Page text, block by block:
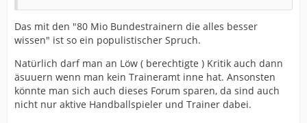
Das mit den "80 Mio Bundestrainern die alles besser
wissen" ist so ein populistischer Spruch.
Natürlich darf man an Löw ( berechtigte ) Kritik auch dann
äsuuern wenn man kein Traineramt inne hat. Ansonsten
könnte man sich auch dieses Forum sparen, da sind auch
nicht nur aktive Handballspieler und Trainer dabei.